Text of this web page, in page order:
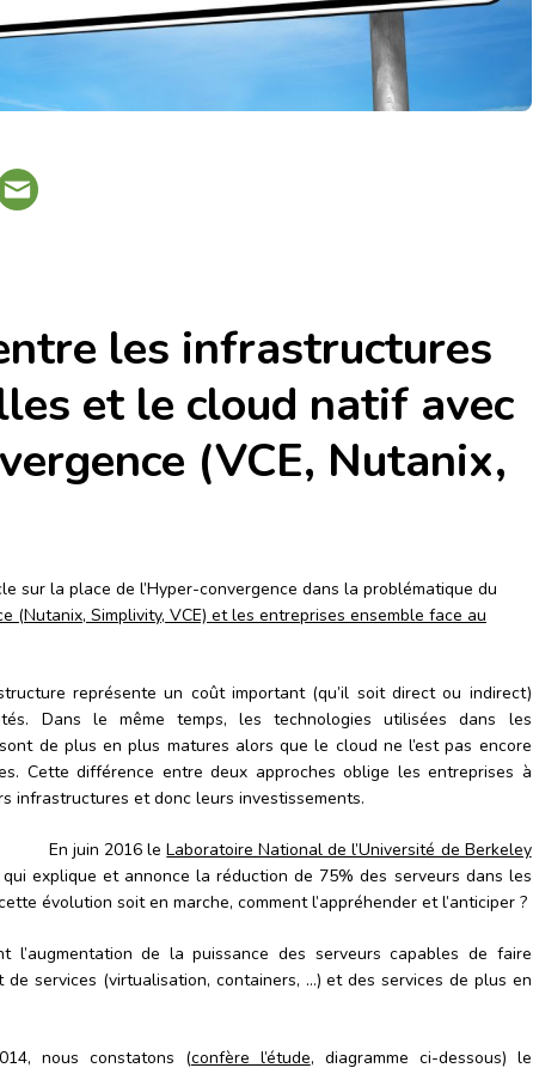
les infrastructures
et le cloud natif avec
(VCE, Nutanix,
sur la place de l’Hyper-convergence dans la problématique du
(Nutanix, Simplivity, VCE) et les entreprises ensemble face au
représente un coût important (qu’il soit direct ou indirect)
Dans le même temps, les technologies utilisées dans les
de plus en plus matures alors que le cloud ne l’est pas encore
Cette différence entre deux approches oblige les entreprises à
infrastructures et donc leurs investissements.
En juin 2016 leLaboratoire National de l’Université de Berkeley
explique et annonce la réduction de 75% des serveurs dans les
évolution soit en marche, comment l’appréhender et l’anticiper ?
l’augmentation de la puissance des serveurs capables de faire
de services (virtualisation, containers, …) et des services de plus en
nous constatons (confère l’étude, diagramme ci-dessous) le